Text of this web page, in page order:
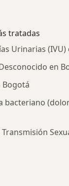
tratadas
Urinarias (IVU)
en
Bogotá
bacteriano